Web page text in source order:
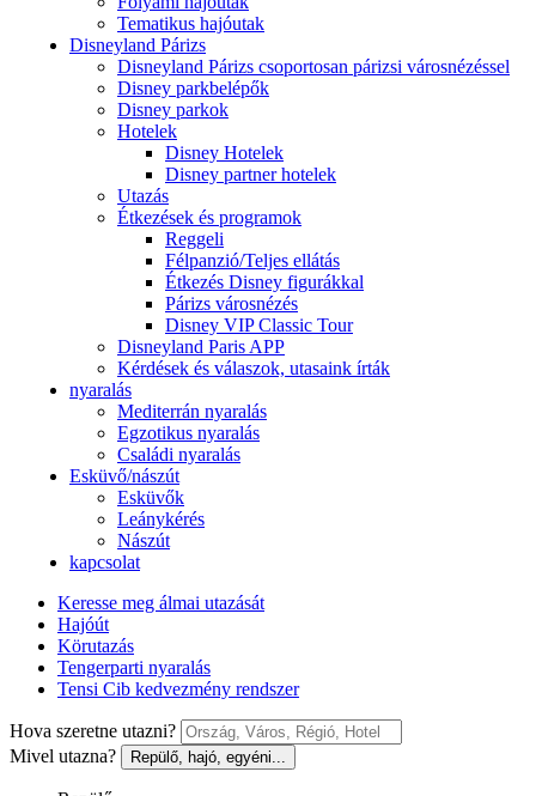
Tematikus hajóutak
Disneyland Párizs
Disneyland Párizs csoportosan párizsi városnézéssel
Disney parkbelépők
Disney parkok
Hotelek
Disney Hotelek
Disney partner hotelek
Utazás
Étkezések és programok
Reggeli
Félpanzió/Teljes ellátás
Étkezés Disney figurákkal
Párizs városnézés
Disney VIP Classic Tour
Disneyland Paris APP
Kérdések és válaszok, utasaink írták
nyaralás
Mediterrán nyaralás
Egzotikus nyaralás
Családi nyaralás
Esküvő/nászút
Esküvők
Leánykérés
Nászút
kapcsolat
Keresse meg álmai utazását
Hajóút
Körutazás
Tengerparti nyaralás
Tensi Cib kedvezmény rendszer
Hova szeretne utazni?
Mivel utazna?
Repülő, hajó, egyéni...